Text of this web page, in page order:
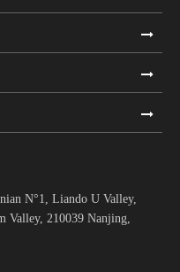
N°1, Liando U Valley,
Valley, 210039 Nanjing,